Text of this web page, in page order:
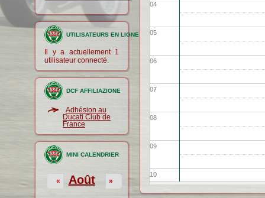
UTILISATEURS EN LIGNE
Il y a actuellement 1
utilisateur connecté.
DCF AFFILIAZIONE
Adhésion au
Ducati Club de
France
MINI CALENDRIER
Août
« »
04
05
06
07
08
09
10